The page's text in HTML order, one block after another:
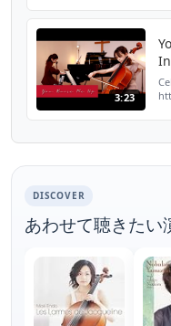
3:23
さ
DISCOVER
あわせて聴きたい